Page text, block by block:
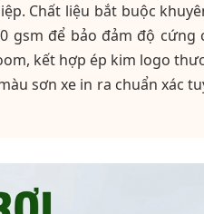
Chất liệu bắt buộc
gsm để bảo đảm độ cứng
kết hợp ép kim logo
sơn xe in ra chuẩn xác